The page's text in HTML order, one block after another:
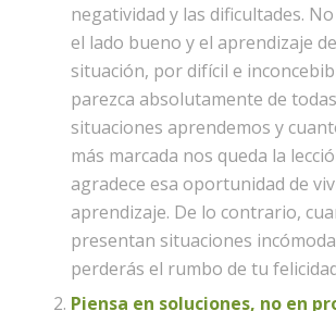
negatividad y las dificultades.
el lado bueno y el aprendizaje
situación, por difícil e
parezca absolutamente de
situaciones aprendemos y
más marcada nos queda la
agradece esa oportunidad de
aprendizaje. De lo contrario,
presentan situaciones
perderás el rumbo de tu
Piensa en soluciones, no en